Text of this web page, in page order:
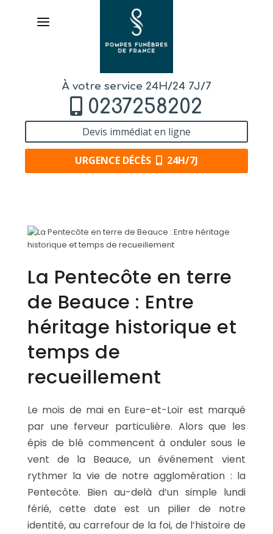
À votre service 24H/24 7J/7
0237258202
Devis immédiat en ligne
URGENCE DÉCÈS 24H/7J
ORGANISER DES OBSÈQUES
PRÉVOIR SES OBSÈQUES
SERVICES & ARTICLES
Avis de décès et Démarches en Eure-et-Loir (28)
Crémation - incinération sur Chartres et son
Enterrement - Inhumation a Lucé et en Eure-et-Loir
Foire aux questions – Obsèques a Le Coudray et en
Guide : Décès d'un enfant ou adolescent
Livraison de Fleurs Naturelles
Livraison de plaques
Nos capitons funéraires
Nos cercueils
NOTRE AGENCE
ESPACE FAMILLE
La Pentecôte en terre
de Beauce : Entre
héritage historique et
temps de
recueillement
Le mois de mai en Eure-et-Loir est marqué
par une ferveur particulière. Alors que les
épis de blé commencent à onduler sous le
vent de la Beauce, un événement vient
rythmer la vie de notre agglomération : la
Pentecôte. Bien au-delà d’un simple lundi
férié, cette date est un pilier de notre
identité, au carrefour de la foi, de l’histoire de